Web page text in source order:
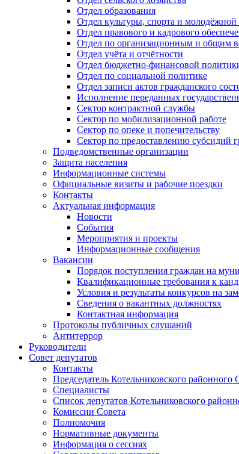
Отдел образования
Отдел культуры, спорта и
Отдел правового и кадрового
Отдел по организационным и общим
Отдел учёта и отчётности
Отдел бюджетно-финансовой
Отдел по социальной политике
Отдел записи актов гражданского
Исполнение переданных
Сектор контрактной службы
Сектор по мобилизационной работе
Сектор по опеке и попечительству
Сектор по предоставлению субсидий
Подведомственные организации
Защита населения
Информационные системы
Официальные визиты и рабочие поездки
Контакты
Актуальная информация
Новости
События
Мероприятия и проекты
Информационные сообщения
Вакансии
Порядок поступления граждан на
Квалификационные требования к
Условия и результаты конкурсов на
Сведения о вакантных должностях
Контактная информация
Протоколы публичных слушаний
Антитеррор
Руководители
Совет депутатов
Контакты
Председатель Котельниковского
Специалисты
Список депутатов Котельниковского
Комиссии Совета
Полномочия
Нормативные документы
Информация о сессиях